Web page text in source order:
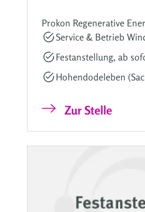
Prokon Regenerative
Service & Betrieb
Festanstellung, ab
Hohendodeleben
Zur Stelle